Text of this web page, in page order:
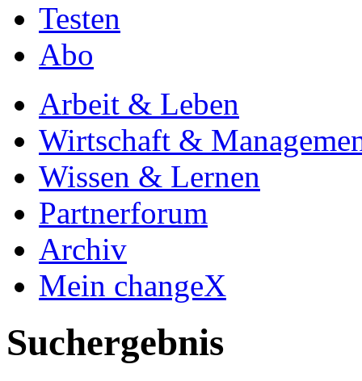
Testen
Abo
Arbeit & Leben
Wirtschaft &
Wissen & Lernen
Partnerforum
Archiv
Mein changeX
Suchergebnis